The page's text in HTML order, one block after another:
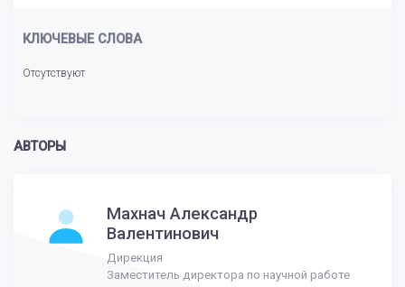
КЛЮЧЕВЫЕ СЛОВА
Отсутствуют
АВТОРЫ
Махнач Александр
Валентинович
Дирекция
Заместитель директора по научной работе